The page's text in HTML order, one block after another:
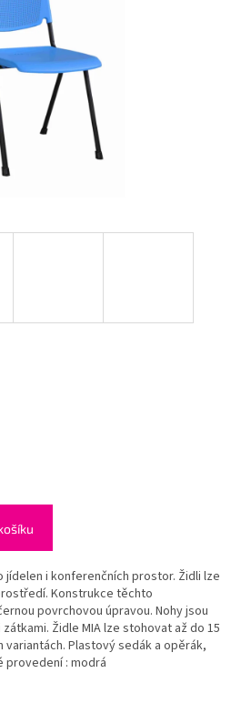
jídelen i konferenčních prostor. Židli lze
Konstrukce těchto
povrchovou úpravou. Nohy jsou
Židle MIA lze stohovat až do 15
Plastový sedák a opěrák,
provedení : modrá